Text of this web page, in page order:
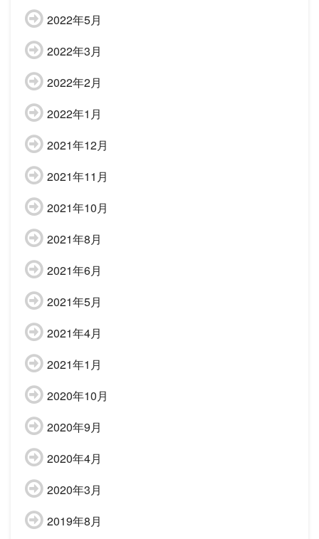
2022年5月
2022年3月
2022年2月
2022年1月
2021年12月
2021年11月
2021年10月
2021年8月
2021年6月
2021年5月
2021年4月
2021年1月
2020年10月
2020年9月
2020年4月
2020年3月
2019年8月